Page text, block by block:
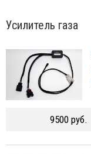
Усилитель газа
9500 руб.